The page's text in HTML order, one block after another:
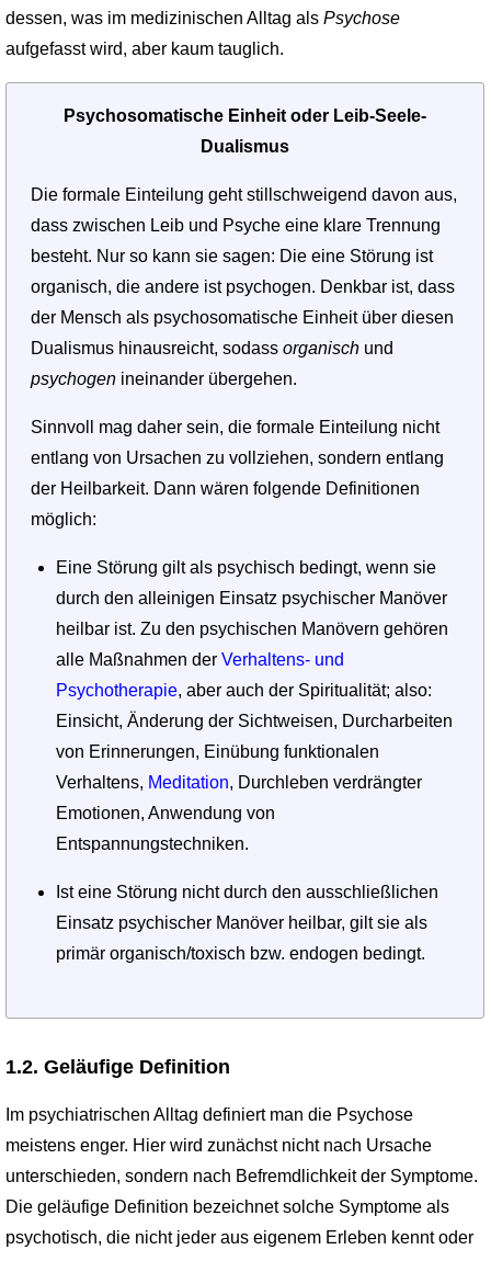
dessen, was im medizinischen Alltag als Psychose
aufgefasst wird, aber kaum tauglich.
Psychosomatische Einheit oder Leib-Seele-
Dualismus
Die formale Einteilung geht stillschweigend davon aus,
dass zwischen Leib und Psyche eine klare Trennung
besteht. Nur so kann sie sagen: Die eine Störung ist
organisch, die andere ist psychogen. Denkbar ist, dass
der Mensch als psychosomatische Einheit über diesen
Dualismus hinausreicht, sodassorganisch und
psychogen ineinander übergehen.
Sinnvoll mag daher sein, die formale Einteilung nicht
entlang von Ursachen zu vollziehen, sondern entlang
der Heilbarkeit. Dann wären folgende Definitionen
möglich:
Eine Störung gilt als psychisch bedingt, wenn sie
durch den alleinigen Einsatz psychischer Manöver
heilbar ist. Zu den psychischen Manövern gehören
alle Maßnahmen der Verhaltens- und
Psychotherapie, aber auch der Spiritualität; also:
Einsicht, Änderung der Sichtweisen, Durcharbeiten
von Erinnerungen, Einübung funktionalen
Verhaltens, Meditation, Durch­leben verdrängter
Emotionen, Anwendung von
Entspannungstechniken.
Ist eine Störung nicht durch den ausschließlichen
Einsatz psychischer Manöver heilbar, gilt sie als
primär organisch/toxisch bzw. endogen bedingt.
1.2. Geläufige Definition
Im psychiatrischen Alltag definiert man die Psychose
meistens enger. Hier wird zu­nächst nicht nach Ursache
unterschieden, sondern nach Befremdlichkeit der Symp­tome.
Die geläufige Definition bezeichnet solche Symptome als
psychotisch, die nicht jeder aus eigenem Erleben kennt oder